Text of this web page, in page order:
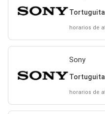
horarios de
Sony
horarios de